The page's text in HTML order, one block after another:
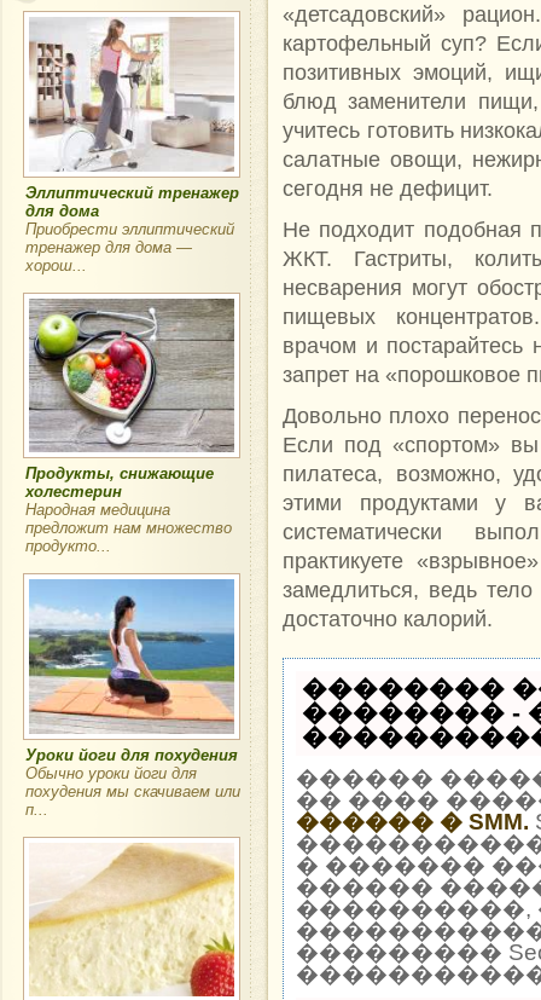
Эллиптический тренажер
для дома
Приобрести эллиптический
тренажер для дома —
хорош...
Продукты, снижающие
холестерин
Народная медицина
предложит нам множество
продукто...
Уроки йоги для похудения
Обычно уроки йоги для
похудения мы скачиваем или
п...
«детсадовский»
картофельный суп?
позитивных эмоций,
блюд заменители
учитесь готовить
салатные овощи,
сегодня не дефицит.
Не подходит
ЖКТ. Гастриты,
несварения могут
пищевых
врачом и постарайтесь
запрет на «порошковое
Довольно плохо
Если под «спортом»
пилатеса, возможно,
этими продуктами у
систематически
практикуете
замедлиться, ведь
достаточно калорий.
��������
�������� -
�����������
������
�� ����
������ � SMM.
� �������
������
����������,
���������